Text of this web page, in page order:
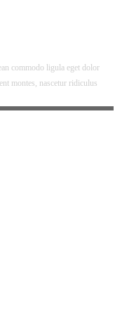
commodo ligula eget dolor
montes, nascetur ridiculus